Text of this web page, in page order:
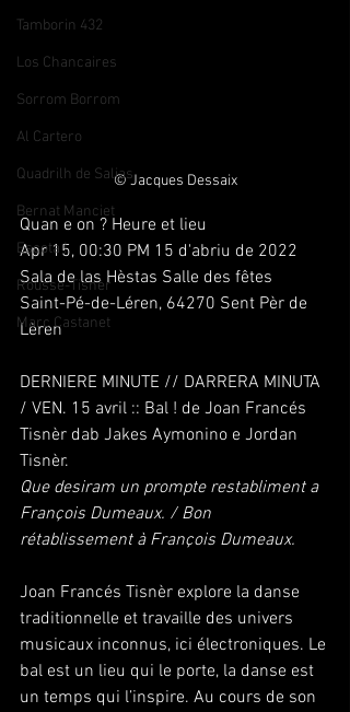
Tamborin 432
Los Chancaires
Sorrom Borrom
Al Cartero
Quadrilh de Salias
Bernat Manciet
Escota !
Rousse-Tisnèr
Marc Castanet
© Jacques Dessaix
Quan e on ? Heure et lieu
Apr 15, 00:30 PM 15 d'abriu de 2022
Sala de las Hèstas Salle des fêtes
Saint-Pé-de-Léren, 64270 Sent Pèr de
Lèren
DERNIERE MINUTE // DARRERA MINUTA
/ VEN. 15 avril :: Bal ! de Joan Francés
Tisnèr dab Jakes Aymonino e Jordan
Tisnèr.
Que desiram un prompte restabliment a
François Dumeaux. / Bon
rétablissement à François Dumeaux.
Joan Francés Tisnèr explore la danse
traditionnelle et travaille des univers
musicaux inconnus, ici électroniques. Le
bal est un lieu qui le porte, la danse est
un temps qui l’inspire. Au cours de son